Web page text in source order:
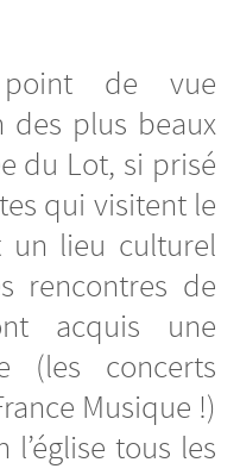
de vue
des plus beaux
du Lot, si prisé
qui visitent le
un lieu culturel
rencontres de
acquis une
(les concerts
Musique !)
l’église tous les